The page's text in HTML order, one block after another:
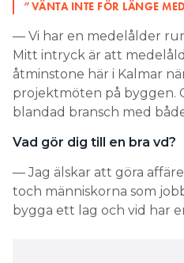
”VÄNTA INTE FÖR LÄNGE
— Vi har en medelålder
Mitt intryck är att
åtminstone här i Kalmar
projektmöten på byggen.
blandad bransch med
Vad gör dig till en bra vd?
— Jag älskar att göra
toch människorna som
bygga ett lag och vid har